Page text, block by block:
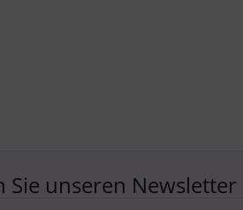
Sie unseren Newsletter